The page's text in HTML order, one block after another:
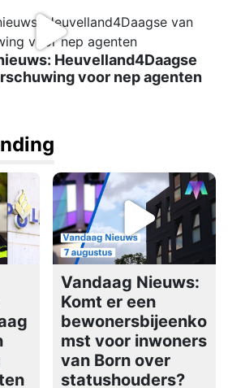
Heuvelland4Daagse
voor nep agenten
Vandaag Nieuws:
Komt er een
bewonersbijeenko
mst voor inwoners
van Born over
statushouders?